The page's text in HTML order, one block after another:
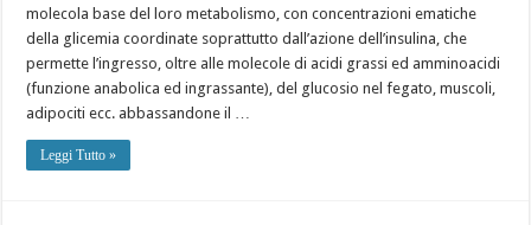
molecola base del loro metabolismo, con concentrazioni ematiche
della glicemia coordinate soprattutto dall’azione dell’insulina, che
permette l’ingresso, oltre alle molecole di acidi grassi ed amminoacidi
(funzione anabolica ed ingrassante), del glucosio nel fegato, muscoli,
adipociti ecc. abbassandone il …
Leggi Tutto »